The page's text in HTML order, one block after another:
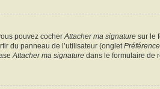
pouvez cocherAttacher ma signature sur le
du panneau de l’utilisateur (onglet
Attacher ma signature dans le formulaire de